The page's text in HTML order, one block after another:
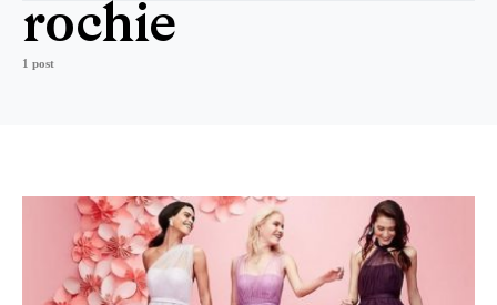
rochie
1 post